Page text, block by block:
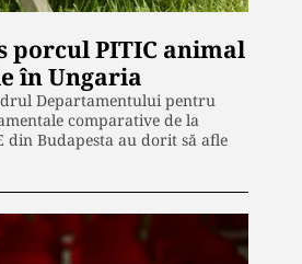
porcul PITIC animal
în Ungaria
Departamentului pentru
comparative de la
din Budapesta au dorit să afle